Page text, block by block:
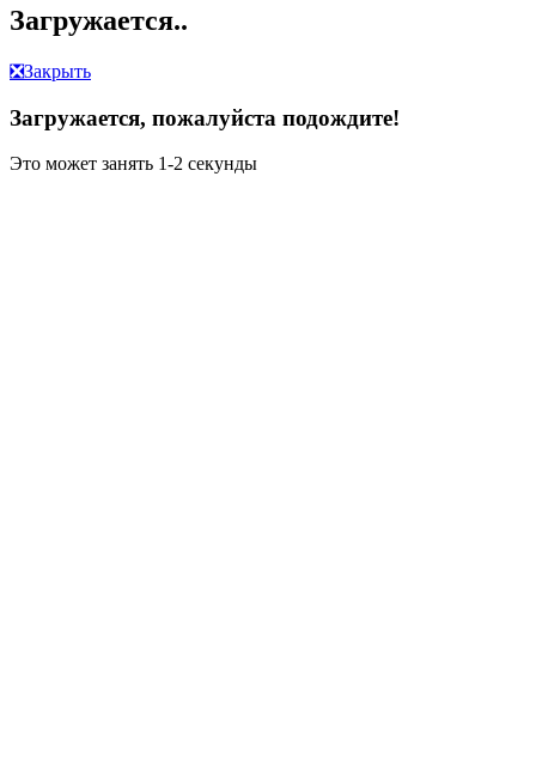
Загружается..
❎Закрыть
Загружается, пожалуйста подождите!
Это может занять 1-2 секунды